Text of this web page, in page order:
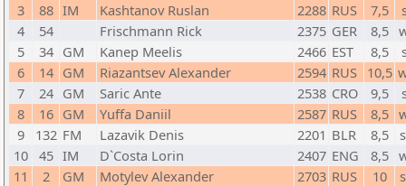
3
88 IM Kashtanov Ruslan 2288 RUS 7,5
4
54 Frischmann Rick 2375 GER 8,5
5
34 GM Kanep Meelis 2466 EST 8,5
6
14 GM Riazantsev Alexander 2594 RUS 10,5
7
24 GM Saric Ante 2538 CRO 9,5
8
16 GM Yuffa Daniil 2587 RUS 8,5
9
132 FM Lazavik Denis 2201 BLR 8,5
10 45 IM D`Costa Lorin 2407 ENG 8,5
11
2 GM Motylev Alexander 2703 RUS 10